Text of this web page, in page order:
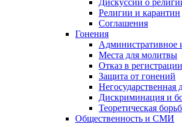
Дискуссии о
Религии и карантин
Соглашения
Гонения
Административное
Места для молитвы
Отказ в
Защита от гонений
Негосударственная
Дискриминация и
Теоретическая
Общественность и СМИ